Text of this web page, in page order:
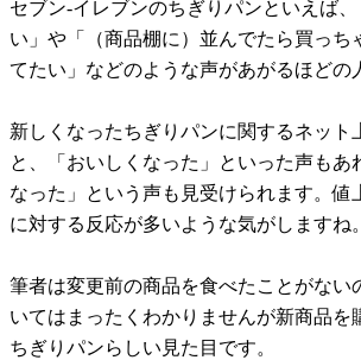
セブン-イレブンのちぎりパンといえば
い」や「（商品棚に）並んでたら買っち
てたい」などのような声があがるほどの
新しくなったちぎりパンに関するネット
と、「おいしくなった」といった声もあ
なった」という声も見受けられます。値
に対する反応が多いような気がしますね。
筆者は変更前の商品を食べたことがない
いてはまったくわかりませんが新商品を
ちぎりパンらしい見た目です。